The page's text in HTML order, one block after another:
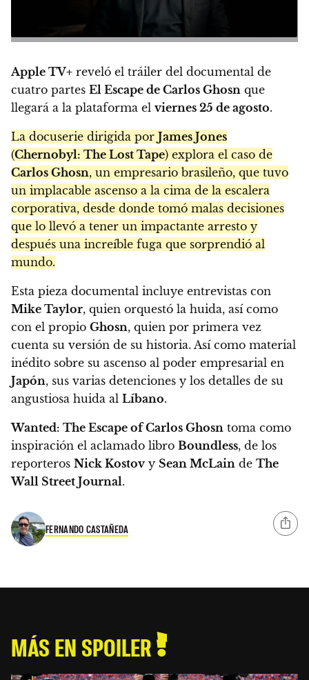
Apple TV+ reveló el tráiler del documental de
cuatro partes El Escape de Carlos Ghosn que
llegará a la plataforma el viernes 25 de agosto.
La docuserie dirigida por James Jones
(Chernobyl: The Lost Tape) explora el caso de
Carlos Ghosn, un empresario brasileño, que tuvo
un implacable ascenso a la cima de la escalera
corporativa, desde donde tomó malas decisiones
que lo llevó a tener un impactante arresto y
después una increíble fuga que sorprendió al
mundo.
Esta pieza documental incluye entrevistas con
Mike Taylor, quien orquestó la huida, así como
con el propio Ghosn, quien por primera vez
cuenta su versión de su historia. Así como material
inédito sobre su ascenso al poder empresarial en
Japón, sus varias detenciones y los detalles de su
angustiosa huida al Líbano.
Wanted: The Escape of Carlos Ghosn toma como
inspiración el aclamado libro Boundless, de los
reporteros Nick Kostov y Sean McLain de The
Wall Street Journal.
FERNANDO CASTAÑEDA
MÁS EN SPOILER